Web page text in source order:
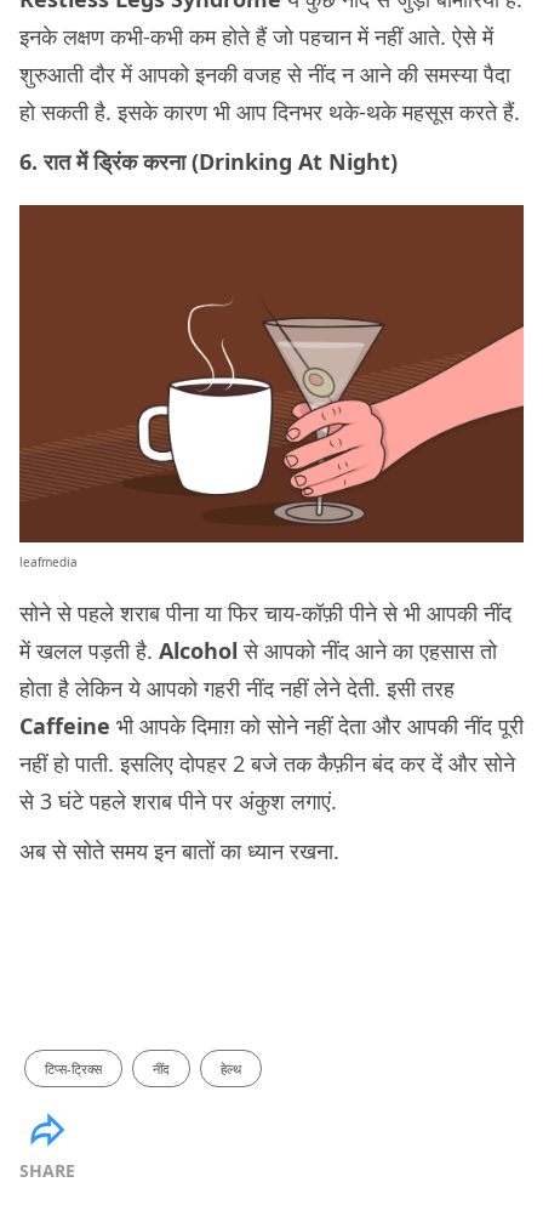
इनके लक्षण कभी-कभी कम होते हैं जो पहचान में नहीं आते. ऐसे में
शुरुआती दौर में आपको इनकी वजह से नींद न आने की समस्या पैदा
हो सकती है. इसके कारण भी आप दिनभर थके-थके महसूस करते हैं.
6. रात में ड्रिंक करना (Drinking At Night)
leafmedia
सोने से पहले शराब पीना या फिर चाय-कॉफ़ी पीने से भी आपकी नींद
में खलल पड़ती है. Alcoholसे आपको नींद आने का एहसास तो
होता है लेकिन ये आपको गहरी नींद नहीं लेने देती. इसी तरह
Caffeine भी आपके दिमाग़ को सोने नहीं देता और आपकी नींद पूरी
नहीं हो पाती. इसलिए दोपहर 2 बजे तक कैफ़ीन बंद कर दें और सोने
से 3 घंटे पहले शराब पीने पर अंकुश लगाएं.
अब से सोते समय इन बातों का ध्यान रखना.
टिप्स-ट्रिक्स नींद हेल्थ
SHARE